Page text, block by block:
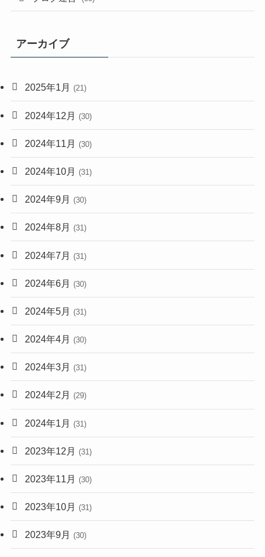
アーカイブ
2025年1月 (21)
2024年12月 (30)
2024年11月 (30)
2024年10月 (31)
2024年9月 (30)
2024年8月 (31)
2024年7月 (31)
2024年6月 (30)
2024年5月 (31)
2024年4月 (30)
2024年3月 (31)
2024年2月 (29)
2024年1月 (31)
2023年12月 (31)
2023年11月 (30)
2023年10月 (31)
2023年9月 (30)